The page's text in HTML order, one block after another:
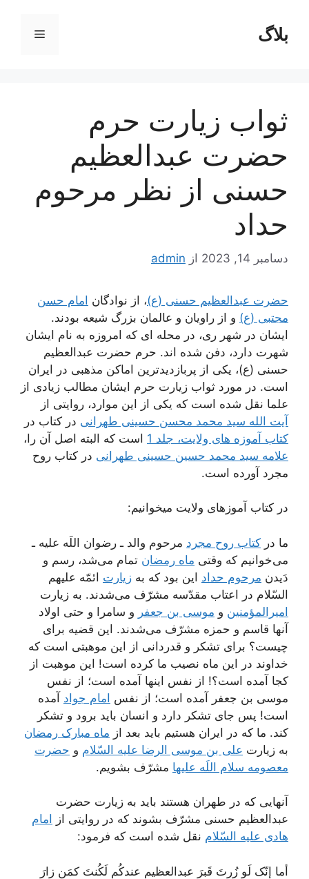
محتوابلاگ فهرست
ثواب زیارت حرم
حضرت عبدالعظیم
حسنی از نظر مرحوم
حداد
دسامبر 14, 2023 از admin
حضرت عبدالعظیم حسنی (ع)، از نوادگان امام حسن
مجتبی (ع) و از راویان و عالمان بزرگ شیعه بودند.
ایشان در شهر ری، در محله ای که امروزه به نام ایشان
شهرت دارد، دفن شده اند. حرم حضرت عبدالعظیم
حسنی (ع)، یکی از پربازدیدترین اماکن مذهبی در ایران
است. در مورد ثواب زیارت حرم ایشان مطالب زیادی از
علما نقل شده است که یکی از این موارد، روایتی از
آیت الله سید محمد محسن حسینی طهرانی در کتاب در
کتاب آموزه های ولایت، جلد 1
است که البته اصل آن را،
علامه سید محمد حسین حسینی طهرانی در کتاب روح
مجرد آورده است.
در کتاب آموزهای ولایت میخوانیم:
ما در کتاب روح مجرد مرحوم والد ـ رضوان اللَه علیه ـ
می‌خوانیم که وقتی ماه رمضان تمام می‌شد، رسم و
دَیدن مرحوم حداد این بود که به زیارت ائمّه علیهم
السّلام در اعتاب مقدّسه مشرّف می‌شدند. به زیارت
امیرالمؤمنین و موسی بن جعفر و سامرا و حتی اولاد
آنها قاسم و حمزه مشرّف می‌شدند. این قضیه برای
چیست؟ برای تشکر و قدردانی از این موهبتی است که
خداوند در این ماه نصیب ما کرده است! این موهبت از
کجا آمده است؟! از نفس اینها آمده است؛ از نفس
موسی بن جعفر آمده است؛ از نفس امام جواد آمده
است! پس جای تشکر دارد و انسان باید برود و تشکر
کند. ما که در ایران هستیم باید بعد از ماه مبارک رمضان
به زیارت علی بن موسی الرضا علیه السّلام و حضرت
معصومه سلام اللَه علیها مشرّف بشویم.
آنهایی که در طهران هستند باید به زیارت حضرت
عبدالعظیم حسنی مشرّف بشوند که در روایتی از
امام
هادی علیه السّلام نقل شده است که فرمود:
أما إنّک لَو زُرتَ قَبرَ عبدالعظیمِ عندکُم لَکُنتَ کمَن زارَ